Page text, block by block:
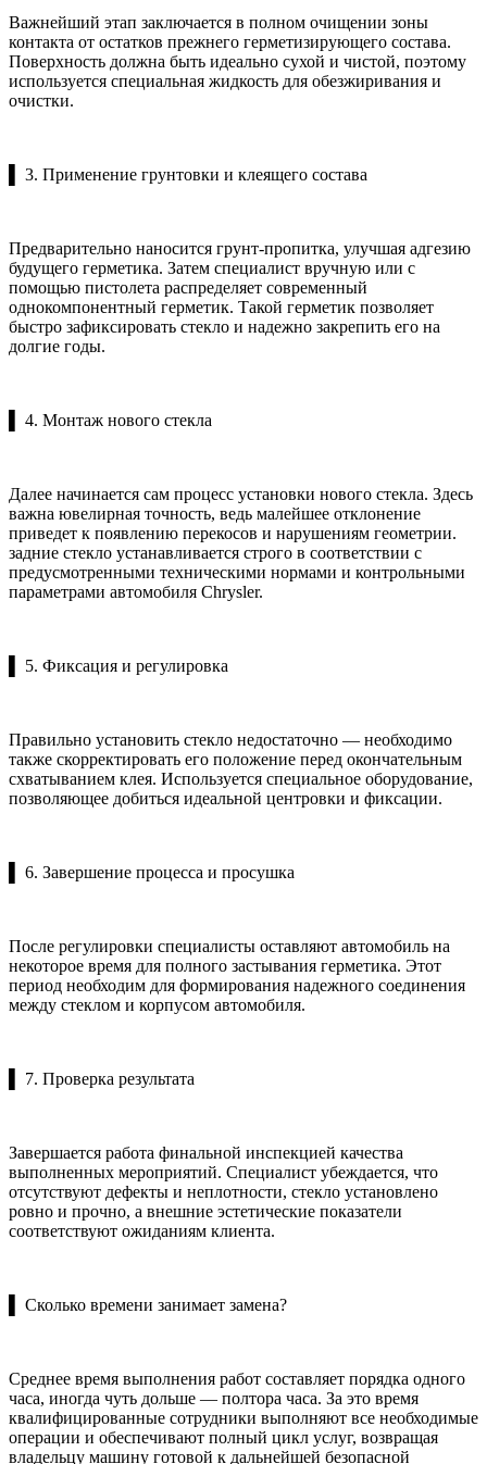
Важнейший этап заключается в полном очищении зоны
контакта от остатков прежнего герметизирующего состава.
Поверхность должна быть идеально сухой и чистой, поэтому
используется специальная жидкость для обезжиривания и
очистки.
▌ 3. Применение грунтовки и клеящего состава
Предварительно наносится грунт-пропитка, улучшая адгезию
будущего герметика. Затем специалист вручную или с
помощью пистолета распределяет современный
однокомпонентный герметик. Такой герметик позволяет
быстро зафиксировать стекло и надежно закрепить его на
долгие годы.
▌ 4. Монтаж нового стекла
Далее начинается сам процесс установки нового стекла. Здесь
важна ювелирная точность, ведь малейшее отклонение
приведет к появлению перекосов и нарушениям геометрии.
задние стекло устанавливается строго в соответствии с
предусмотренными техническими нормами и контрольными
параметрами автомобиля Chrysler.
▌ 5. Фиксация и регулировка
Правильно установить стекло недостаточно — необходимо
также скорректировать его положение перед окончательным
схватыванием клея. Используется специальное оборудование,
позволяющее добиться идеальной центровки и фиксации.
▌ 6. Завершение процесса и просушка
После регулировки специалисты оставляют автомобиль на
некоторое время для полного застывания герметика. Этот
период необходим для формирования надежного соединения
между стеклом и корпусом автомобиля.
▌ 7. Проверка результата
Завершается работа финальной инспекцией качества
выполненных мероприятий. Специалист убеждается, что
отсутствуют дефекты и неплотности, стекло установлено
ровно и прочно, а внешние эстетические показатели
соответствуют ожиданиям клиента.
▌ Сколько времени занимает замена?
Среднее время выполнения работ составляет порядка одного
часа, иногда чуть дольше — полтора часа. За это время
квалифицированные сотрудники выполняют все необходимые
операции и обеспечивают полный цикл услуг, возвращая
владельцу машину готовой к дальнейшей безопасной